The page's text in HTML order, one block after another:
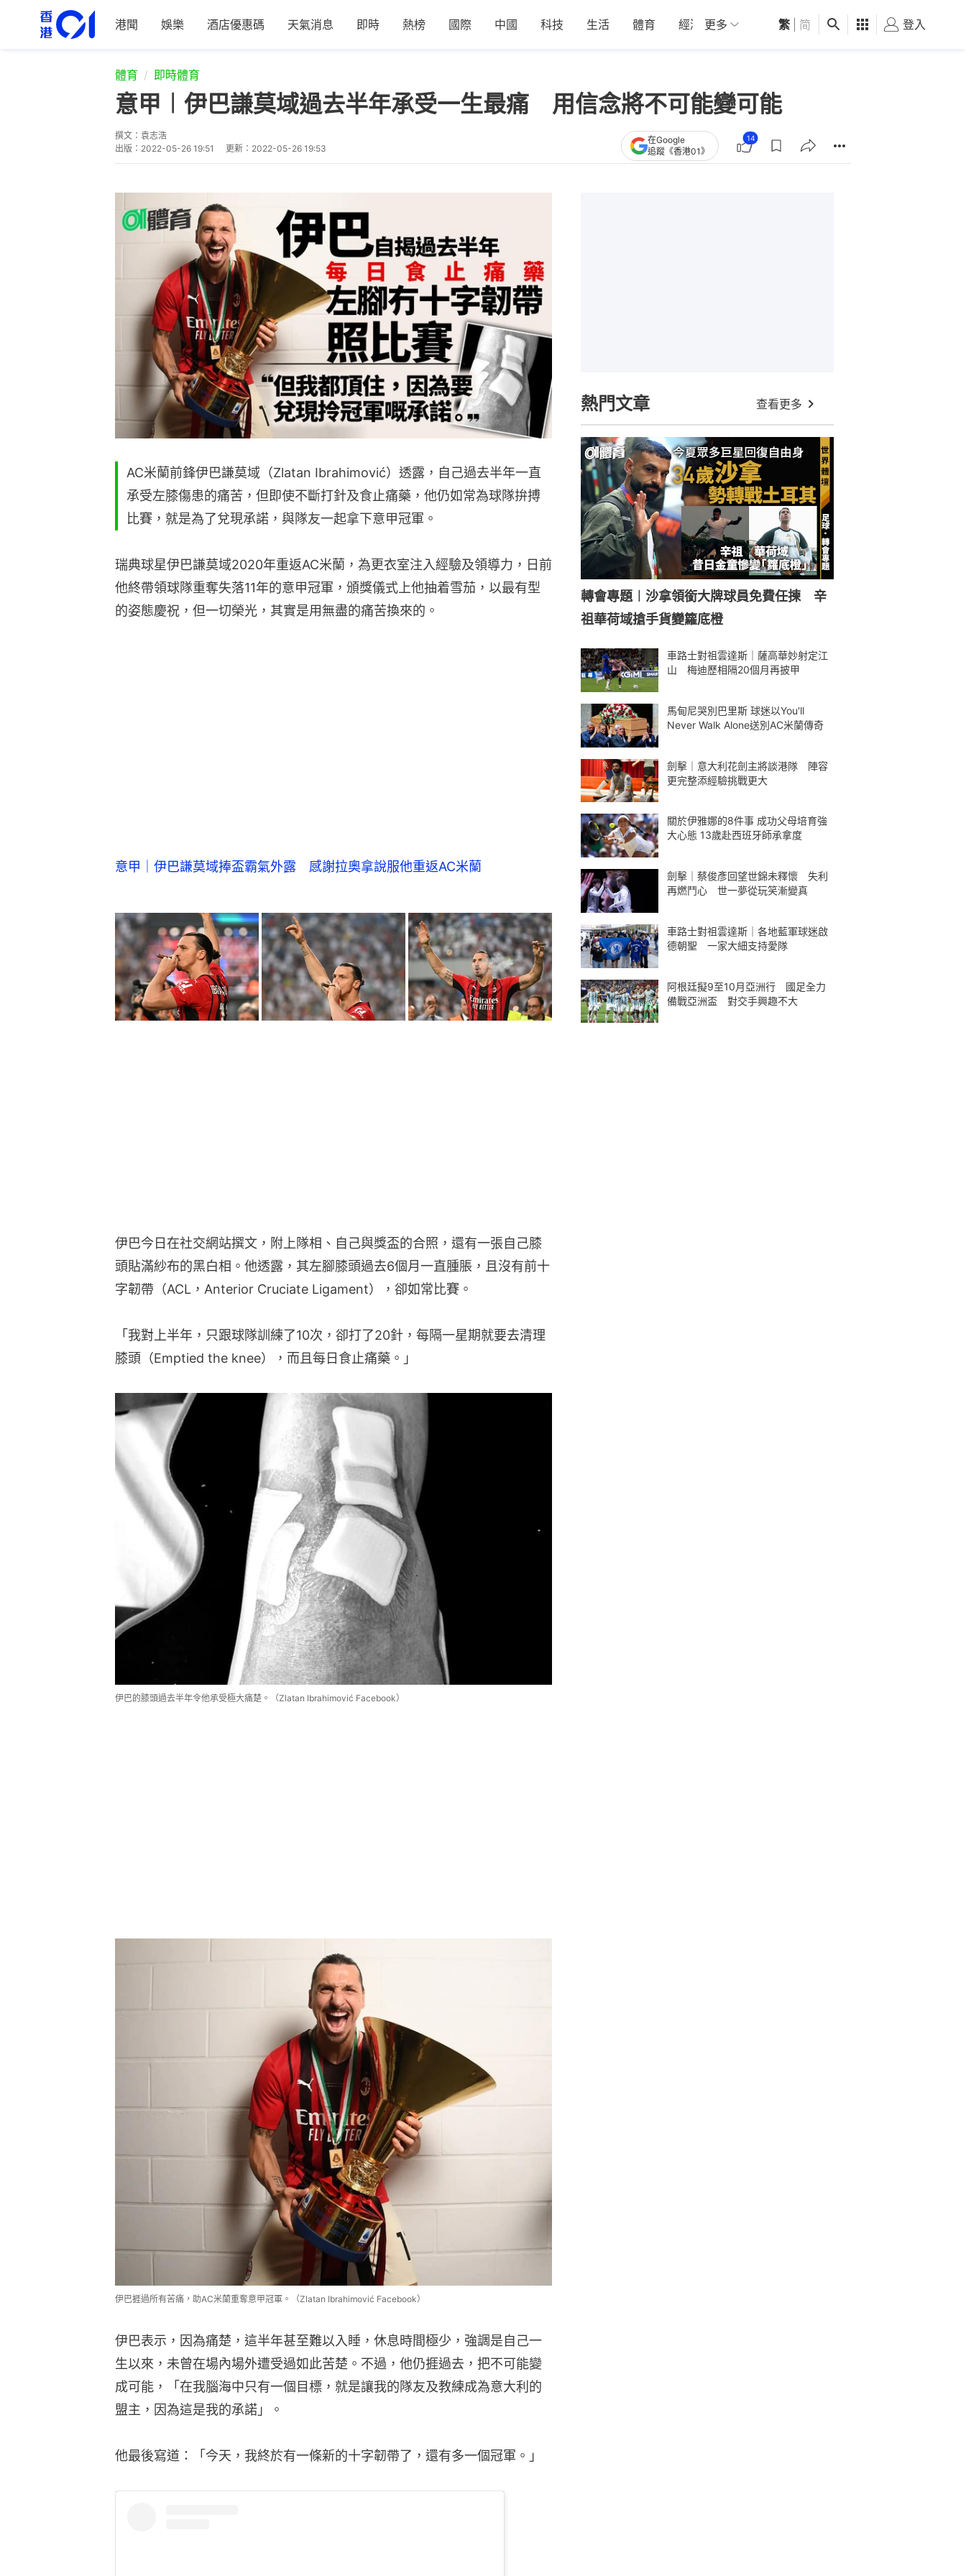
港聞 娛樂 酒店優惠碼 天氣消息 即時 熱榜 國際 中國 科技 生活 體育 經濟 01深圳 觀點 健康 好食玩飛
更多 繁 简 登入
體育 即時體育
意甲︱伊巴謙莫域過去半年承受一生最痛 用信念將不可能變可能
撰文： 袁志浩
出版： 2022-05-26 19:51 更新： 2022-05-26 19:53
在Google
追蹤《香港01》
14
AC米蘭前鋒伊巴謙莫域（Zlatan Ibrahimović）透露，自己過去半年一直
承受左膝傷患的痛苦，但即使不斷打針及食止痛藥，他仍如常為球隊拚搏
比賽，就是為了兌現承諾，與隊友一起拿下意甲冠軍。
瑞典球星伊巴謙莫域2020年重返AC米蘭，為更衣室注入經驗及領導力，日前
他終帶領球隊重奪失落11年的意甲冠軍，頒獎儀式上他抽着雪茄，以最有型
的姿態慶祝，但一切榮光，其實是用無盡的痛苦換來的。
意甲｜伊巴謙莫域捧盃霸氣外露 感謝拉奧拿說服他重返AC米蘭
伊巴今日在社交網站撰文，附上隊相、自己與獎盃的合照，還有一張自己膝
頭貼滿紗布的黑白相。他透露，其左腳膝頭過去6個月一直腫脹，且沒有前十
字韌帶（ACL，Anterior Cruciate Ligament），卻如常比賽。
「我對上半年，只跟球隊訓練了10次，卻打了20針，每隔一星期就要去清理
膝頭（Emptied the knee），而且每日食止痛藥。」
伊巴的膝頭過去半年令他承受極大痛楚。（Zlatan Ibrahimović Facebook）
伊巴捱過所有苦痛，助AC米蘭重奪意甲冠軍。（Zlatan Ibrahimović Facebook）
伊巴表示，因為痛楚，這半年甚至難以入睡，休息時間極少，強調是自己一
生以來，未曾在場內場外遭受過如此苦楚。不過，他仍捱過去，把不可能變
成可能，「在我腦海中只有一個目標，就是讓我的隊友及教練成為意大利的
盟主，因為這是我的承諾」。
他最後寫道：「今天，我終於有一條新的十字韌帶了，還有多一個冠軍。」
熱門文章 查看更多
轉會專題︱沙拿領銜大牌球員免費任揀 辛
祖華荷域搶手貨變籮底橙
車路士對祖雲達斯｜薩高華妙射定江
山 梅迪歷相隔20個月再披甲
馬甸尼哭別巴里斯 球迷以You'll
Never Walk Alone送別AC米蘭傳奇
劍擊｜意大利花劍主將談港隊 陣容
更完整添經驗挑戰更大
關於伊雅娜的8件事 成功父母培育強
大心態 13歲赴西班牙師承拿度
劍擊｜蔡俊彥回望世錦未釋懷 失利
再燃鬥心 世一夢從玩笑漸變真
車路士對祖雲達斯｜各地藍軍球迷啟
德朝聖 一家大細支持愛隊
阿根廷擬9至10月亞洲行 國足全力
備戰亞洲盃 對交手興趣不大